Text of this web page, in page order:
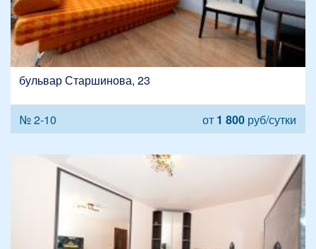
бульвар Старшинова, 23
№ 2-10 от 1 800 руб/сутки